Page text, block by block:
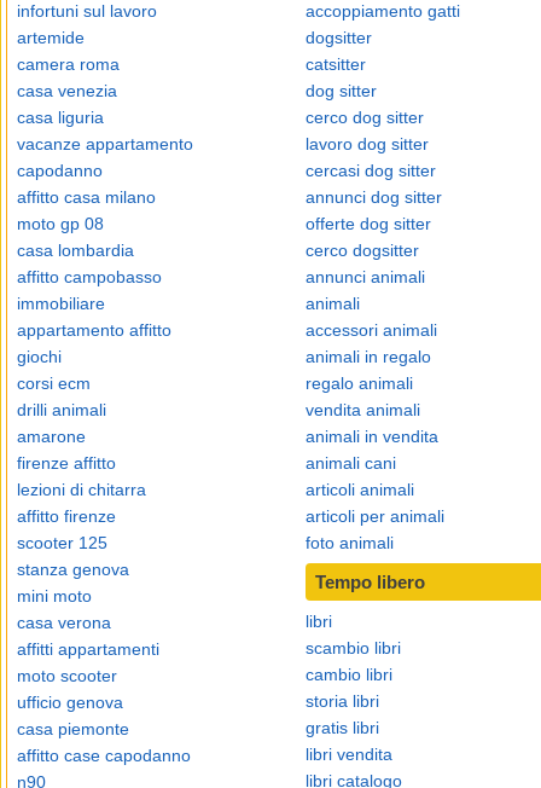
infortuni sul lavoro
artemide
camera roma
casa venezia
casa liguria
vacanze appartamento
capodanno
affitto casa milano
moto gp 08
casa lombardia
affitto campobasso
immobiliare
appartamento affitto
giochi
corsi ecm
drilli animali
amarone
firenze affitto
lezioni di chitarra
affitto firenze
scooter 125
stanza genova
mini moto
casa verona
affitti appartamenti
moto scooter
ufficio genova
casa piemonte
affitto case capodanno
n90
accoppiamento gatti
dogsitter
catsitter
dog sitter
cerco dog sitter
lavoro dog sitter
cercasi dog sitter
annunci dog sitter
offerte dog sitter
cerco dogsitter
annunci animali
animali
accessori animali
animali in regalo
regalo animali
vendita animali
animali in vendita
animali cani
articoli animali
articoli per animali
foto animali
Tempo libero
libri
scambio libri
cambio libri
storia libri
gratis libri
libri vendita
libri catalogo